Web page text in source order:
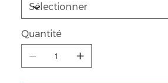
Quantité